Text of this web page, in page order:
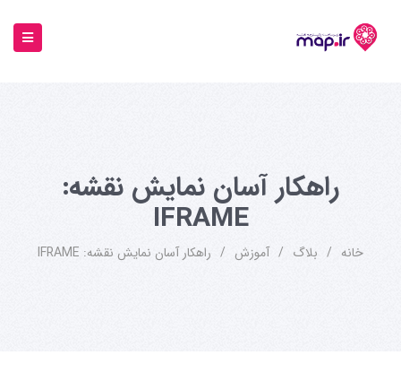
راهکار آسان نمایش نقشه:
IFRAME
خانه / بلاگ / آموزش / راهکار آسان نمایش نقشه: IFRAME